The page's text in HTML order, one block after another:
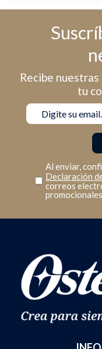
Recibe
tu
Al enviar,
Declaración
correos